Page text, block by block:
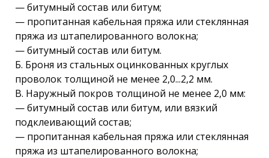
— битумный состав или битум;
— пропитанная кабельная пряжа или стеклянная
пряжа из штапелированного волокна;
— битумный состав или битум.
Б. Броня из стальных оцинкованных круглых
проволок толщиной не менее 2,0...2,2 мм.
В. Наружный покров толщиной не менее 2,0 мм:
— битумный состав или битум, или вязкий
подклеивающий состав;
— пропитанная кабельная пряжа или стеклянная
пряжа из штапелированного волокна;